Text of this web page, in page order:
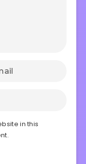
in this